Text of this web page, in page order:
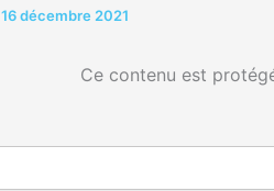
16 décembre 2021
Ce contenu est